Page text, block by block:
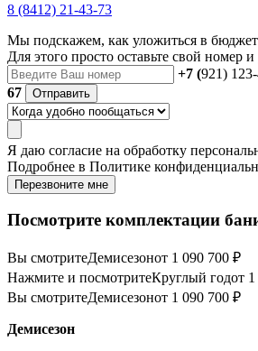
8 (8412) 21-43-73
Мы подскажем, как уложиться в
Для этого просто оставьте свой номер
+7 (921)
67
Отправить
Я даю согласие на обработку
Подробнее в Политике
Перезвоните мне
Посмотрите комплектации
Вы смотритеДемисезонот 1 090 700 ₽
Нажмите и посмотритеКруглый годот
Вы смотритеДемисезонот 1 090 700 ₽
Демисезон